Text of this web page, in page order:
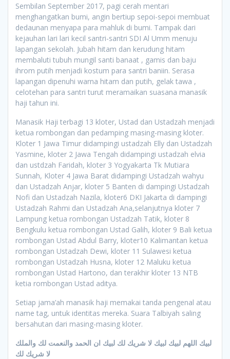
Sembilan September 2017, pagi cerah mentari
menghangatkan bumi, angin bertiup sepoi-sepoi membuat
dedaunan menyapa para mahluk di bumi. Tampak dari
kejauhan lari lari kecil santri-santri SDI Al Umm menuju
lapangan sekolah. Jubah hitam dan kerudung hitam
membaluti tubuh mungil santi banaat , gamis dan baju
ihrom putih menjadi kostum para santri baniin. Serasa
lapangan dipenuhi warna hitam dan putih, gelak tawa ,
celotehan para santri turut meramaikan suasana manasik
haji tahun ini.
Manasik Haji terbagi 13 kloter, Ustad dan Ustadzah menjadi
ketua rombongan dan pedamping masing-masing kloter.
Kloter 1 Jawa Timur didampingi ustadzah Elly dan Ustadzah
Yasmine, kloter 2 Jawa Tengah didampingi ustadzah elvia
dan ustdzah Faridah, kloter 3 Yogyakarta Tk Mutiara
Sunnah, Kloter 4 Jawa Barat didampingi Ustadzah wahyu
dan Ustadzah Anjar, kloter 5 Banten di dampingi Ustadzah
Nofi dan Ustadzah Nazila, kloter6 DKI Jakarta di dampingi
Ustadzah Rahmi dan Ustadzah Ana,selanjutnya kloter 7
Lampung ketua rombongan Ustadzah Tatik, kloter 8
Bengkulu ketua rombongan Ustad Galih, kloter 9 Bali ketua
rombongan Ustad Abdul Barry, kloter10 Kalimantan ketua
rombongan Ustadzah Dewi, kloter 11 Sulawesi ketua
rombongan Ustadzah Husna, kloter 12 Maluku ketua
rombongan Ustad Hartono, dan terakhir kloter 13 NTB
ketia rombongan Ustad aditya.
Setiap jama’ah manasik haji memakai tanda pengenal atau
name tag, untuk identitas mereka. Suara Talbiyah saling
bersahutan dari masing-masing kloter.
لبيك اللهم لبيك لبيك لا شريك لك لبيك ان الحمد والنعمت لك والملك
لا شريك لك